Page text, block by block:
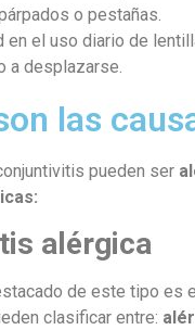
o pestañas.
en el uso diario de
a desplazarse.
las
pueden ser
alérgica
de este tipo es
clasificar entre: